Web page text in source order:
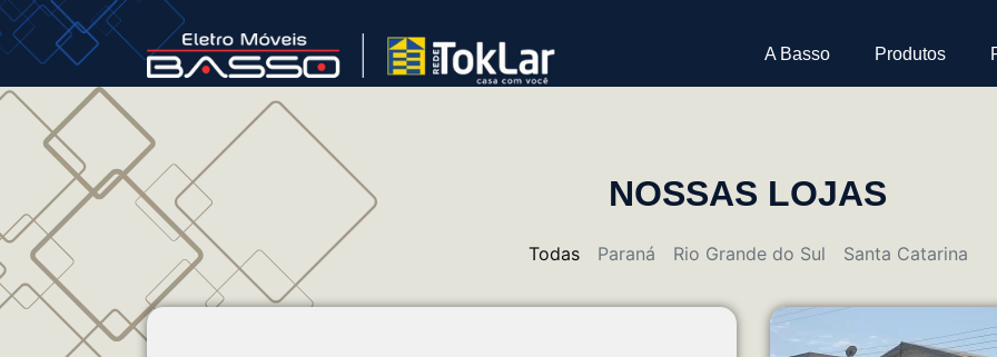
A Basso Produtos
NOSSAS LOJAS
Paraná Rio Grande do Sul Santa Catarina
Todas